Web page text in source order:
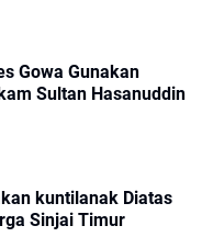
Gowa Gunakan
Sultan Hasanuddin
kuntilanak Diatas
Sinjai Timur